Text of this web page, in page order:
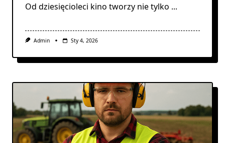
Od dziesięcioleci kino tworzy nie tylko ...
Admin Sty 4, 2026